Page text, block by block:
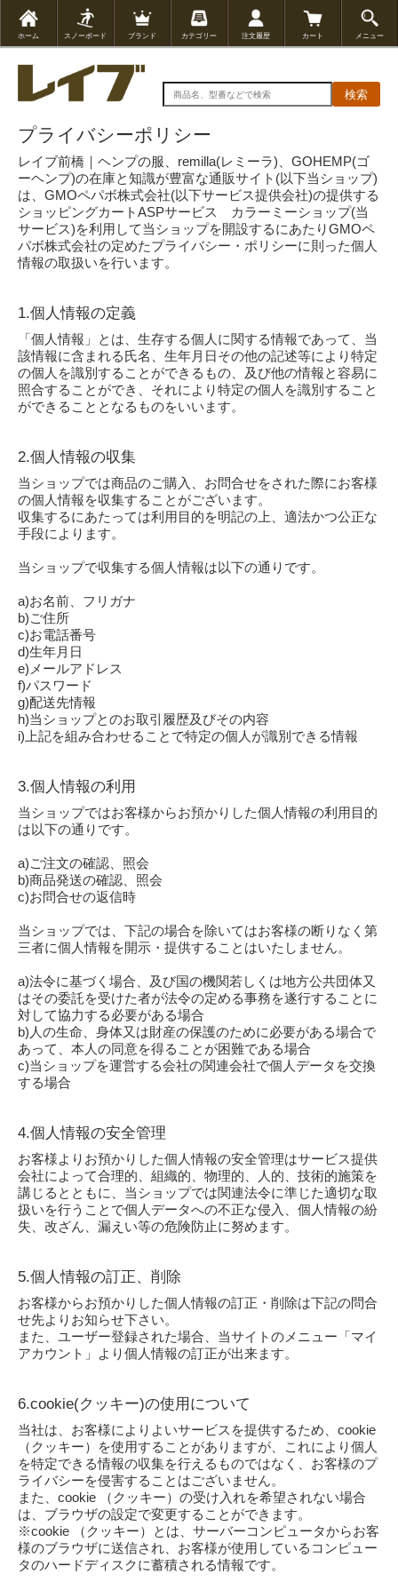
ホーム スノーボード ブランド カテゴリー 注文履歴 カート メニュー
検索
プライバシーポリシー
レイブ前橋｜ヘンプの服、remilla(レミーラ)、GOHEMP(ゴ
ーヘンプ)の在庫と知識が豊富な通販サイト(以下当ショップ)
は、 GMOペパボ株式会社(以下サービス提供会社)の提供する
ショッピングカートASPサービス
カラーミーショップ(当
サービス)を利用して当ショップを開設するにあたりGMOペ
パボ株式会社の定めたプライバシー・ポリシーに則った個人
情報の取扱いを行います。
1.個人情報の定義
「個人情報」とは、生存する個人に関する情報であって、当
該情報に含まれる氏名、生年月日その他の記述等により特定
の個人を識別することができるもの、及び他の情報と容易に
照合することができ、それにより特定の個人を識別すること
ができることとなるものをいいます。
2.個人情報の収集
当ショップでは商品のご購入、お問合せをされた際にお客様
の個人情報を収集することがございます。
収集するにあたっては利用目的を明記の上、適法かつ公正な
手段によります。
当ショップで収集する個人情報は以下の通りです。
a)お名前、フリガナ
b)ご住所
c)お電話番号
d)生年月日
e)メールアドレス
f)パスワード
g)配送先情報
h)当ショップとのお取引履歴及びその内容
i)上記を組み合わせることで特定の個人が識別できる情報
3.個人情報の利用
当ショップではお客様からお預かりした個人情報の利用目的
は以下の通りです。
a)ご注文の確認、照会
b)商品発送の確認、照会
c)お問合せの返信時
当ショップでは、下記の場合を除いてはお客様の断りなく第
三者に個人情報を開示・提供することはいたしません。
a)法令に基づく場合、及び国の機関若しくは地方公共団体又
はその委託を受けた者が法令の定める事務を遂行することに
対して協力する必要がある場合
b)人の生命、身体又は財産の保護のために必要がある場合で
あって、本人の同意を得ることが困難である場合
c)当ショップを運営する会社の関連会社で個人データを交換
する場合
4.個人情報の安全管理
お客様よりお預かりした個人情報の安全管理はサービス提供
会社によって合理的、組織的、物理的、人的、技術的施策を
講じるとともに、当ショップでは関連法令に準じた適切な取
扱いを行うことで個人データへの不正な侵入、個人情報の紛
失、改ざん、漏えい等の危険防止に努めます。
5.個人情報の訂正、削除
お客様からお預かりした個人情報の訂正・削除は下記の問合
せ先よりお知らせ下さい。
また、ユーザー登録された場合、当サイトのメニュー「マイ
アカウント」より個人情報の訂正が出来ます。
6.cookie(クッキー)の使用について
当社は、お客様によりよいサービスを提供するため、cookie
（クッキー）を使用することがありますが、これにより個人
を特定できる情報の収集を行えるものではなく、お客様のプ
ライバシーを侵害することはございません。
また、cookie （クッキー）の受け入れを希望されない場合
は、ブラウザの設定で変更することができます。
※cookie （クッキー）とは、サーバーコンピュータからお客
様のブラウザに送信され、お客様が使用しているコンピュー
タのハードディスクに蓄積される情報です。